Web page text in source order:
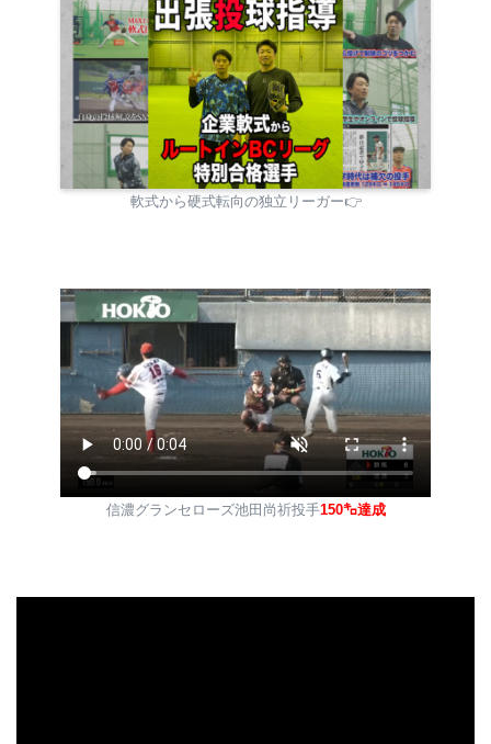
軟式から硬式転向の独立リーガー👉
信濃グランセローズ池田尚祈投手150㌔達成